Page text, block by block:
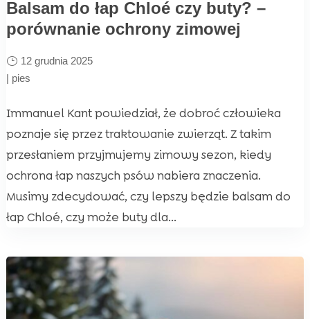
Balsam do łap Chloé czy buty? –
porównanie ochrony zimowej
12 grudnia 2025
| pies
Immanuel Kant powiedział, że dobroć człowieka
poznaje się przez traktowanie zwierząt. Z takim
przesłaniem przyjmujemy zimowy sezon, kiedy
ochrona łap naszych psów nabiera znaczenia.
Musimy zdecydować, czy lepszy będzie balsam do
łap Chloé, czy może buty dla...